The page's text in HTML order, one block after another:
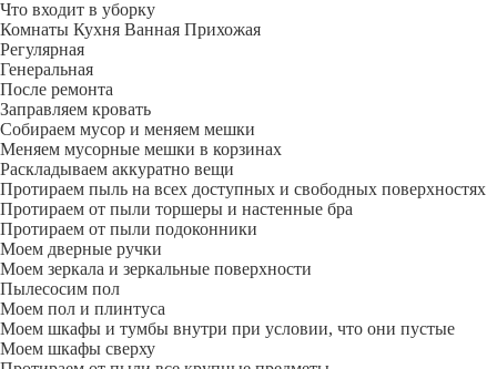
Что входит в уборку
Регу­лярная
Гене­ральная
После ремонта
Заправляем кровать
Собираем мусор и меняем мешки
Меняем мусорные мешки в корзинах
Раскладываем аккуратно вещи
Протираем пыль на всех доступных и свободных поверхностях
Протираем от пыли торшеры и настенные бра
Протираем от пыли подоконники
Моем дверные ручки
Моем зеркала и зеркальные поверхности
Пылесосим пол
Моем пол и плинтуса
Моем шкафы и тумбы внутри при условии, что они пустые
Моем шкафы сверху